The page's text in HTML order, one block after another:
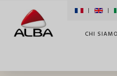
| |
CHI SIAMO